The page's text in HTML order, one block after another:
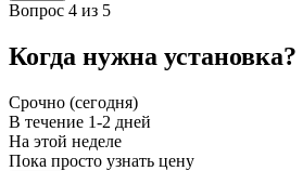
Вопрос 4 из 5
Когда нужна установка?
Срочно (сегодня)
В течение 1-2 дней
На этой неделе
Пока просто узнать цену